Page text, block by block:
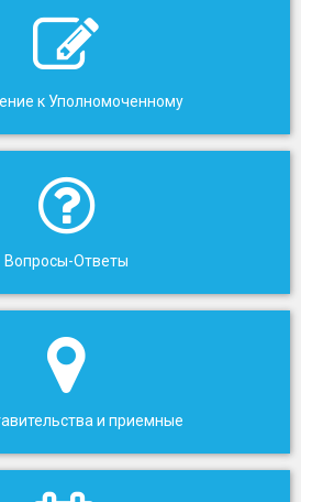
к Уполномоченному
Вопросы-Ответы
и приемные